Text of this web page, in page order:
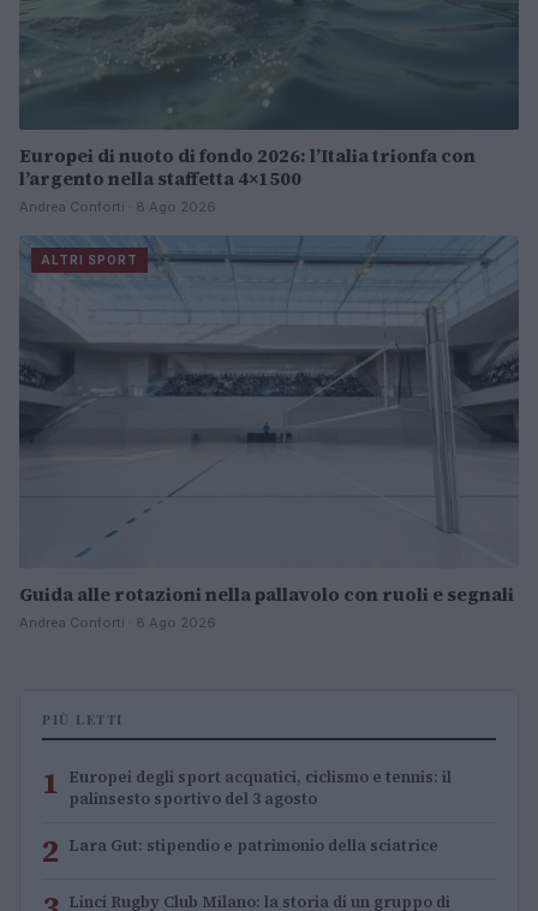
Europei di nuoto di fondo 2026: l’Italia trionfa con
l’argento nella staffetta 4×1500
Andrea Conforti · 8 Ago 2026
ALTRI SPORT
Guida alle rotazioni nella pallavolo con ruoli e segnali
Andrea Conforti · 8 Ago 2026
PIÙ LETTI
1 Europei degli sport acquatici, ciclismo e tennis: il
palinsesto sportivo del 3 agosto
2 Lara Gut: stipendio e patrimonio della sciatrice
Linci Rugby Club Milano: la storia di un gruppo di